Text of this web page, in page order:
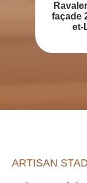
façade
et-
ARTISAN